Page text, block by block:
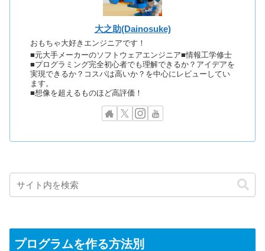
大之助(Dainosuke)
おもちゃ大好きエンジニアです！
■元大手メーカーのソフトウェアエンジニア■情報工学修士
■プログラミング完全初心者でも理解できるか？アイデアを
実現できるか？コスパは高いか？を中心にレビューしてい
ます。
■想像を超えるものほど高評価！
プログラムを作る方法別